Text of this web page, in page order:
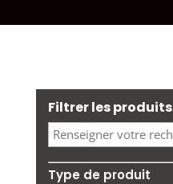
Filtrer les produits
Type de produit